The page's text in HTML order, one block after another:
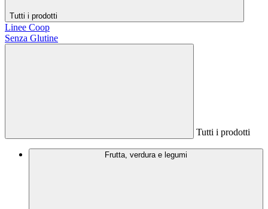
Tutti i prodotti
Linee Coop
Senza Glutine
Tutti i prodotti
Frutta, verdura e legumi